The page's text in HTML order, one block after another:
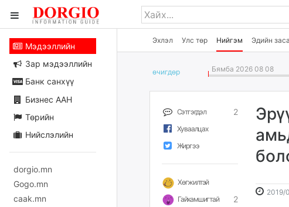
Эхлэл Улс төр Нийгэм Эдийн
Мэдээллийн
Зар мэдээллийн
Банк санхүү
Бизнес ААН
Төрийн
Нийслэлийн
dorgio.mn
Gogo.mn
caak.mn
өчигдѳр Бямба 2026 08 08
Сэтгэгдэл 2
Хуваалцах
Жиргээ
Хөгжилтэй
Гайхамшигтай
2
2019/